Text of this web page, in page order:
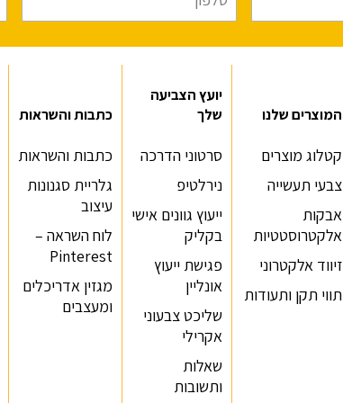
המוצרים שלנו
קטלוג מוצרים
צבעי תעשייה
אבקות
אלקטרוסטטיות
זיווד אלקטרוני
תווי תקן ותעודות
יועץ הצביעה
שלך
סרטוני הדרכה
נירלטיפ
ייעוץ גוונים אישי
בקליק
פגישת ייעוץ
אונליין
שליכט צבעוני
אקרילי
שאלות
ותשובות
כתבות והשראות
כתבות והשראות
גלריית סגנונות
עיצוב
לוח השראה –
Pinterest
מגזין אדריכלים
ומעצבים